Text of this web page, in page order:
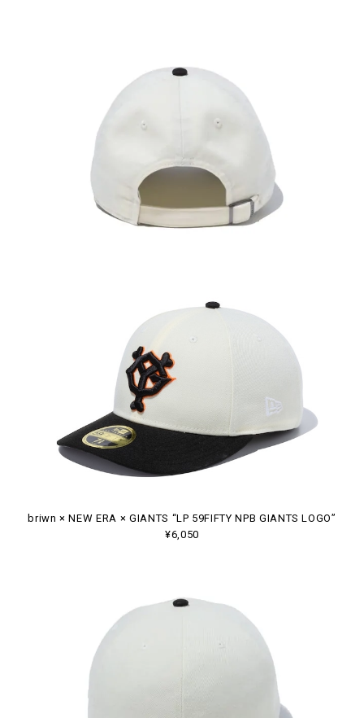
briwn × NEW ERA × GIANTS “LP 59FIFTY NPB GIANTS LOGO”
¥6,050